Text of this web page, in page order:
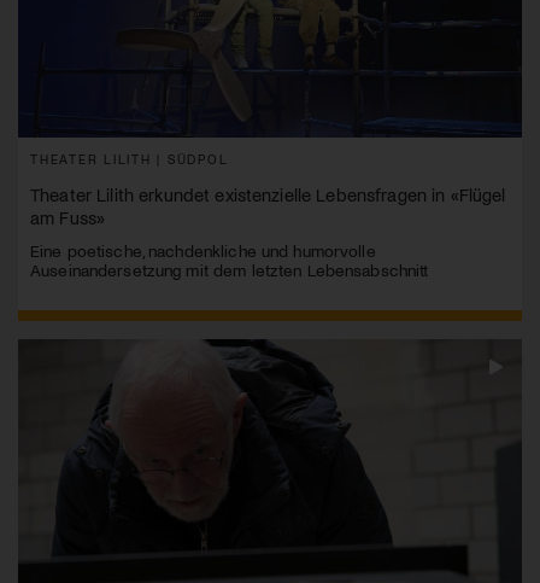
THEATER LILITH | SÜDPOL
Theater Lilith erkundet existenzielle Lebensfragen in «Flügel
am Fuss»
Eine poetische, nachdenkliche und humorvolle
Auseinandersetzung mit dem letzten Lebensabschnitt